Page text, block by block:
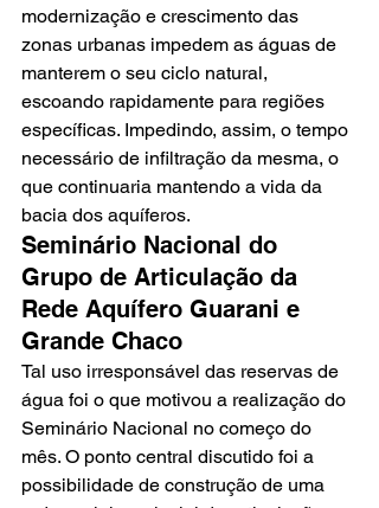
modernização e crescimento das
zonas urbanas impedem as águas de
manterem o seu ciclo natural,
escoando rapidamente para regiões
específicas. Impedindo, assim, o tempo
necessário de infiltração da mesma, o
que continuaria mantendo a vida da
bacia dos aquíferos.
Seminário Nacional do
Grupo de Articulação da
Rede Aquífero Guarani e
Grande Chaco
Tal uso irresponsável das reservas de
água foi o que motivou a realização do
Seminário Nacional no começo do
mês. O ponto central discutido foi a
possibilidade de construção de uma